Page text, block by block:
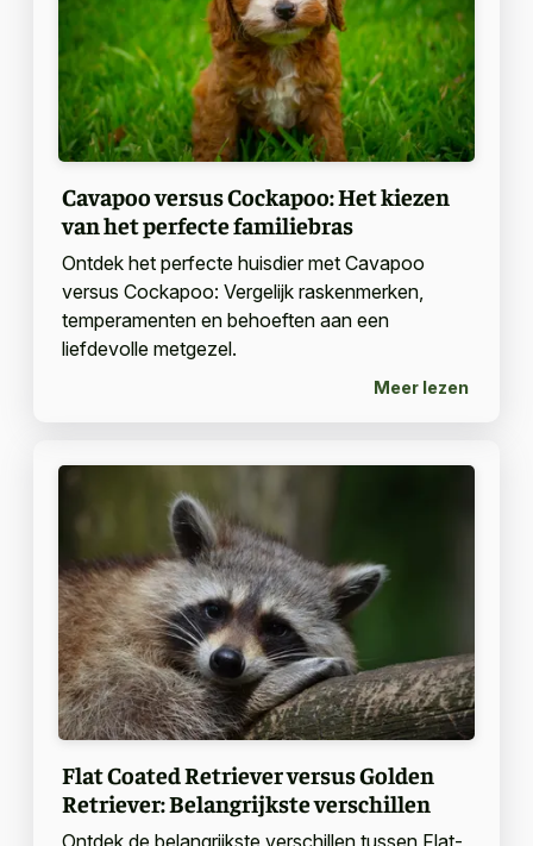
Cavapoo versus Cockapoo: Het kiezen
van het perfecte familiebras
Ontdek het perfecte huisdier met Cavapoo
versus Cockapoo: Vergelijk raskenmerken,
temperamenten en behoeften aan een
liefdevolle metgezel.
Meer lezen
Flat Coated Retriever versus Golden
Retriever: Belangrijkste verschillen